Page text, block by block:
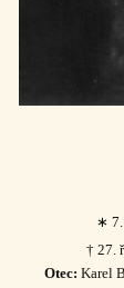
∗ 7.
† 27.
Otec: Karel